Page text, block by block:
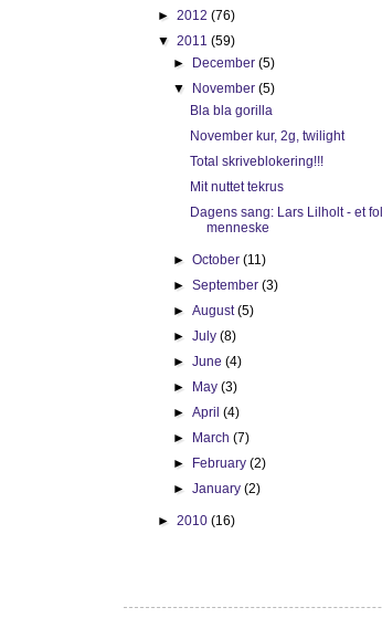
► 2012 (76)
▼ 2011 (59)
►
December(5)
▼
November(5)
Bla bla gorilla
November kur, 2g, twilight
Total skriveblokering!!!
Mit nuttet tekrus
Dagens sang: Lars Lilholt - et
menneske
►October(11)
►September(3)
►August(5)
►July(8)
►June(4)
►
May(3)
►April(4)
►
March(7)
►
February(2)
►January(2)
► 2010 (16)